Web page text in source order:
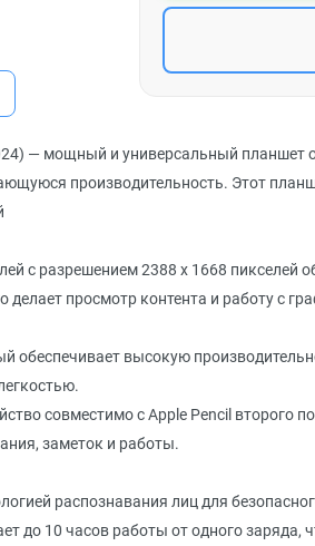
— мощный и универсальный планшет
производительность. Этот
с разрешением 2388 x 1668 пикселей
просмотр контента и работу с
высокую
совместимо с Apple Pencil второго
заметок и работы.
распознавания лиц для
до 10 часов работы от одного заряда,